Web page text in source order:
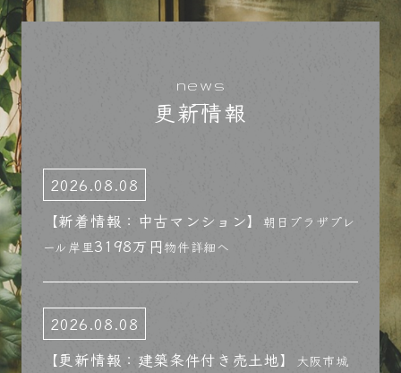
news
更新情報
2026.08.08
【新着情報：中古マンション】
朝日プラザプレ
ール岸里3198万円 物件詳細へ
2026.08.08
【更新情報：建築条件付き売土地】
大阪市城